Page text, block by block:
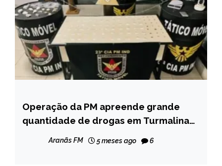
MINAS
GERAIS
NOTÍCIAS
Operação da PM apreende grande
quantidade de drogas em Turmalina
Aranãs FM 5 meses ago 6